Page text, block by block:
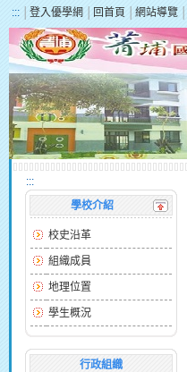
::: 登入優學網 回首頁 網站導覽
:::
學校介紹
校史沿革
組織成員
地理位置
學生概況
行政組織